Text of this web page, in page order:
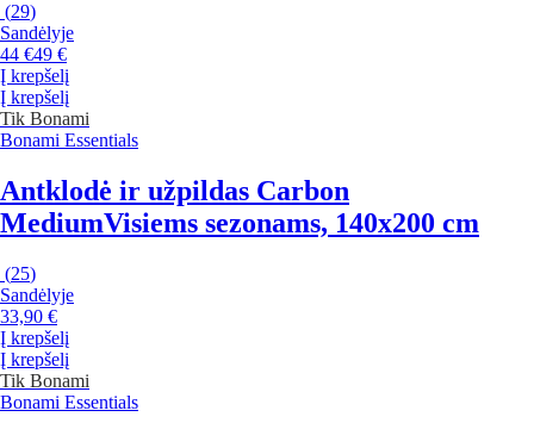
(29)
Sandėlyje
44 €49 €
Į krepšelį
Į krepšelį
Tik Bonami
Bonami Essentials
Antklodė ir užpildas Carbon
MediumVisiems sezonams, 140x200 cm
(25)
Sandėlyje
33,90 €
Į krepšelį
Į krepšelį
Tik Bonami
Bonami Essentials